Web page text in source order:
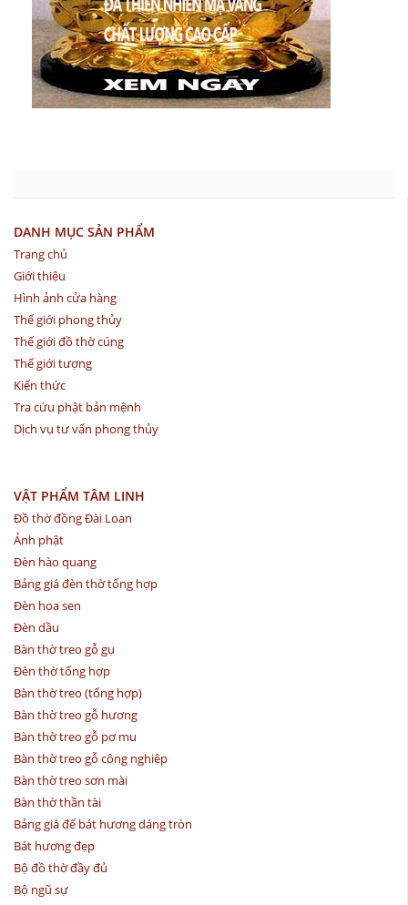
DANH MỤC SẢN PHẨM
Trang chủ
Giới thiệu
Hình ảnh cửa hàng
Thế giới phong thủy
Thế giới đồ thờ cúng
Thế giới tượng
Kiến thức
Tra cứu phật bản mệnh
Dịch vụ tư vấn phong thủy
VẬT PHẨM TÂM LINH
Đồ thờ đồng Đài Loan
Ảnh phật
Đèn hào quang
Bảng giá đèn thờ tổng hợp
Đèn hoa sen
Đèn dầu
Bàn thờ treo gỗ gụ
Đèn thờ tổng hợp
Bàn thờ treo (tổng hợp)
Bàn thờ treo gỗ hương
Bàn thờ treo gỗ pơ mu
Bàn thờ treo gỗ công nghiệp
Bàn thờ treo sơn mài
Bàn thờ thần tài
Bảng giá đế bát hương dáng tròn
Bát hương đẹp
Bộ đồ thờ đầy đủ
Bộ ngũ sự